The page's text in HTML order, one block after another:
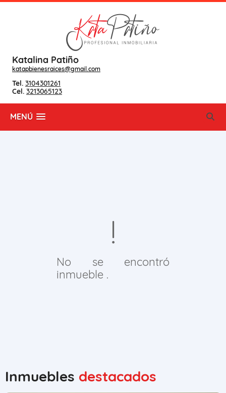
Katalina Patiño
katapbienesraices@gmail.com
Tel. 3104301261
Cel. 3213065123
MENÚ
No se encontró
inmueble .
Inmuebles destacados